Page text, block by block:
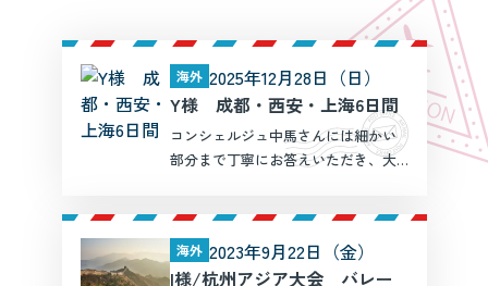
海外 2025年12月28日（日）
Y様 成都・西安・上海6日間
コンシェルジュ中馬さんには細かい
部分まで丁寧にお答えいただき、大
親切で快適な旅でした。
海外 2023年9月22日（金）
I様/杭州アジア大会 バレー